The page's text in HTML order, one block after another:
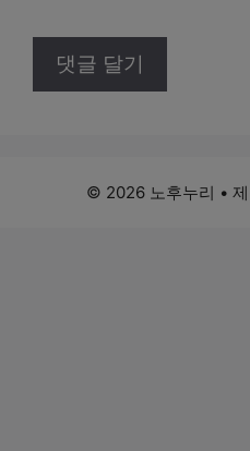
© 2026 노후누리 •